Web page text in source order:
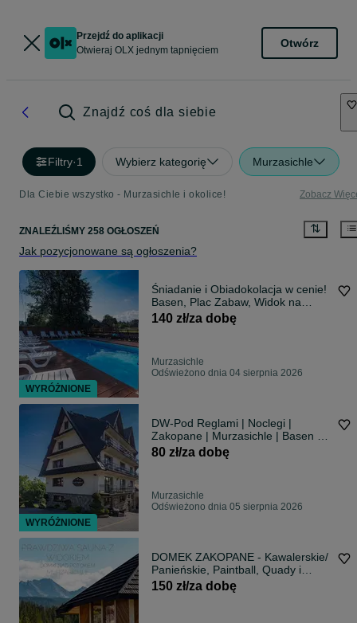
Przejdź do aplikacji
Otwieraj OLX jednym tapnięciem
Otwórz
Znajdź coś dla siebie
Filtry·1 Wybierz kategorię Murzasichle
Dla Ciebie wszystko - Murzasichle i okolice! Zobacz
ZNALEŹLIŚMY 258 OGŁOSZEŃ
Jak pozycjonowane są ogłoszenia?
Śniadanie i Obiadokolacja w cenie!
Basen, Plac Zabaw, Widok na
Tatry!
140 zł/za dobę
Murzasichle
Odświeżono dnia 04 sierpnia 2026
DW-Pod Reglami | Noclegi |
Zakopane | Murzasichle | Basen w
Cenie
80 zł/za dobę
Murzasichle
Odświeżono dnia 05 sierpnia 2026
DOMEK ZAKOPANE - Kawalerskie/
Panieńskie, Paintball, Quady i
Buggy Jedna posesja
150 zł/za dobę
WYRÓŻNIONE
WYRÓŻNIONE